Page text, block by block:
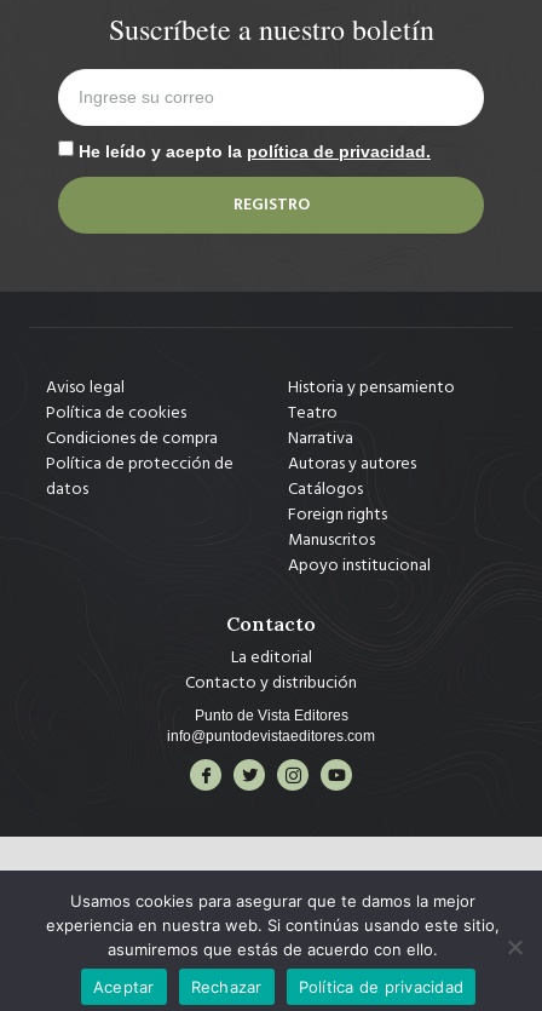
Suscríbete a nuestro boletín
He leído y acepto la política de privacidad.
REGISTRO
Aviso legal
Política de cookies
Condiciones de compra
Política de protección de
datos
Historia y pensamiento
Teatro
Narrativa
Autoras y autores
Catálogos
Foreign rights
Manuscritos
Apoyo institucional
Contacto
La editorial
Contacto y distribución
Punto de Vista Editores
info@puntodevistaeditores.com
Copyright © 2025 Punto de Vista Editores, todos los derechos reservados.
Usamos cookies para asegurar que te damos la mejor
experiencia en nuestra web. Si continúas usando este sitio,
asumiremos que estás de acuerdo con ello.
Aceptar
Rechazar Política de privacidad